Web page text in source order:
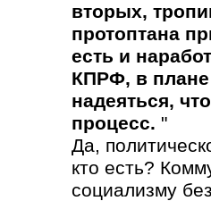
вторых,
протоптана
есть и
КПРФ, в плане
надеяться,
процесс. "
Да,
кто есть?
социализму